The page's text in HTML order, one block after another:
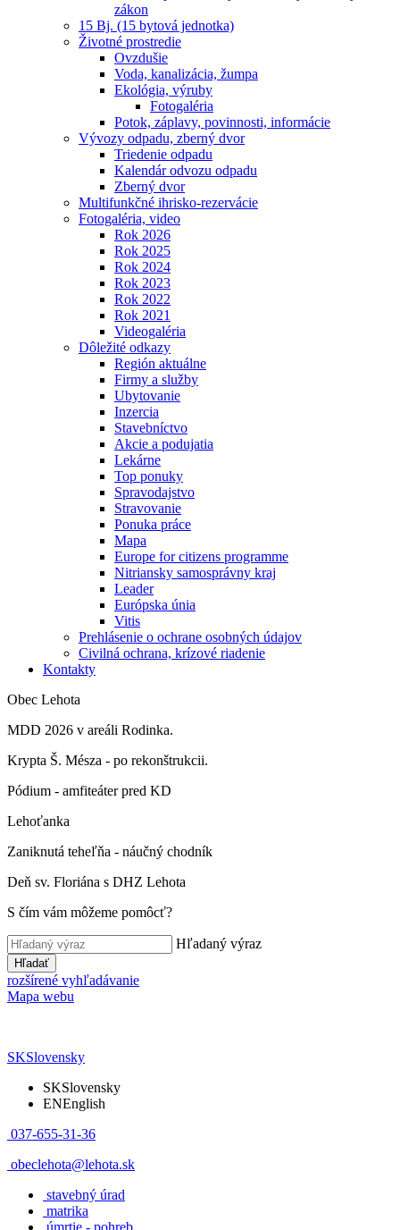
zákon
15 Bj. (15 bytová jednotka)
Životné prostredie
Ovzdušie
Voda, kanalizácia, žumpa
Ekológia, výruby
Fotogaléria
Potok, záplavy, povinnosti, informácie
Vývozy odpadu, zberný dvor
Triedenie odpadu
Kalendár odvozu odpadu
Zberný dvor
Multifunkčné ihrisko-rezervácie
Fotogaléria, video
Rok 2026
Rok 2025
Rok 2024
Rok 2023
Rok 2022
Rok 2021
Videogaléria
Dôležité odkazy
Región aktuálne
Firmy a služby
Ubytovanie
Inzercia
Stavebníctvo
Akcie a podujatia
Lekárne
Top ponuky
Spravodajstvo
Stravovanie
Ponuka práce
Mapa
Europe for citizens programme
Nitriansky samosprávny kraj
Leader
Európska únia
Vitis
Prehlásenie o ochrane osobných údajov
Civilná ochrana, krízové riadenie
Kontakty
Obec Lehota
MDD 2026 v areáli Rodinka.
Krypta Š. Mésza - po rekonštrukcii.
Pódium - amfiteáter pred KD
Lehoťanka
Zaniknutá teheľňa - náučný chodník
Deň sv. Floriána s DHZ Lehota
S čím vám môžeme pomôcť?
Hľadaný výraz
Hľadať
rozšírené vyhľadávanie
Mapa webu
SKSlovensky
SKSlovensky
ENEnglish
037-655-31-36
obeclehota@lehota.sk
stavebný úrad
matrika
úmrtie - pohreb